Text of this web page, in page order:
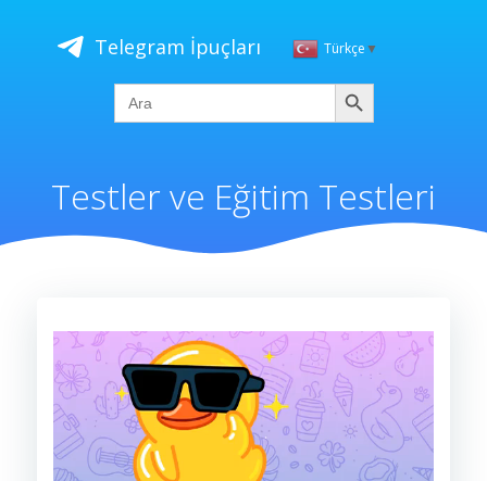
geç
Telegram İpuçları Türkçe▼
Search
for:
Ara
Testler ve Eğitim Testleri
Video
oynatıcı